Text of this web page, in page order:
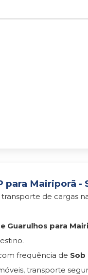
para Mairiporã -
de cargas
Guarulhos para
frequência de Sob
transporte